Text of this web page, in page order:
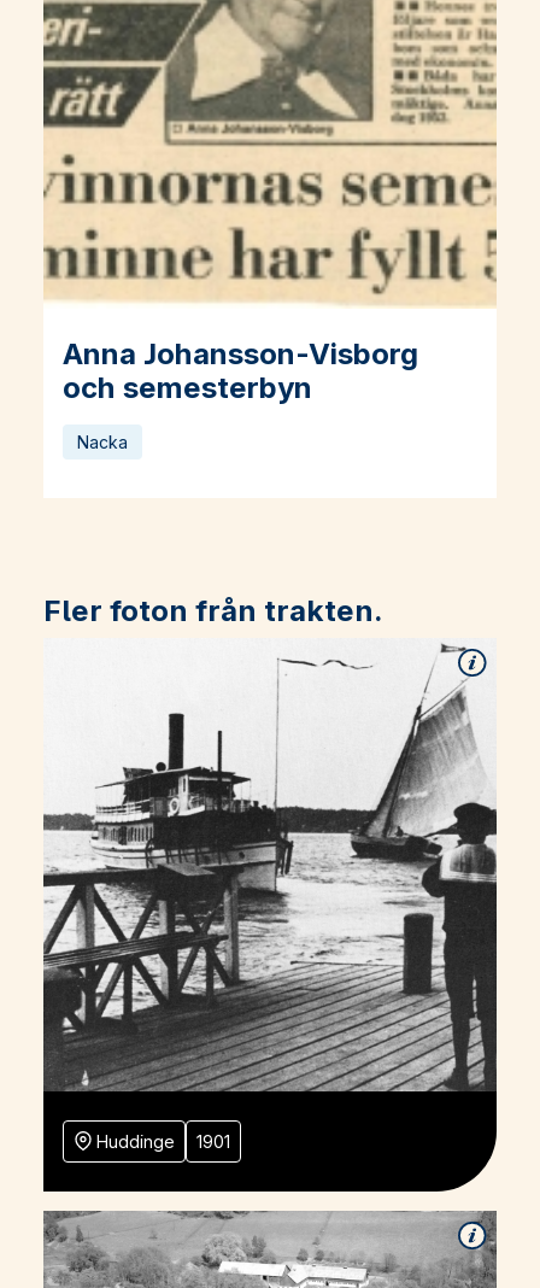
Anna Johansson-Visborg
och semesterbyn
Läs mer om Anna Johansson-Visborg och semesterbyn
Nacka
Fler foton från trakten.
Huddinge 1901